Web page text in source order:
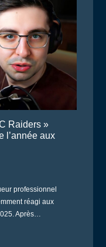
Raiders »
l’année aux
professionnel
réagi aux
Après…